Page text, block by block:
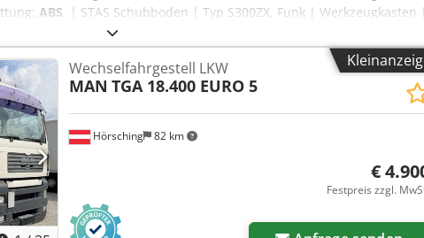
ABS, | STAS Schubboden | Typ S300ZX, Funk | Werkzeugkasten |
| Leergewicht 7.840 kg, Nutzlast 28.160 kg | Reifen: 385/65
| Gültiges Überprüfungsgutachten bis 04/2026 | 10mm Boden |
vorbehalten. Dedpfxjzr R A Rs Aqqjck
Hörsching 82 km
Wechselfahrgestell LKW
MAN TGA 18.400 EURO 5
€
Festpreis zzgl.